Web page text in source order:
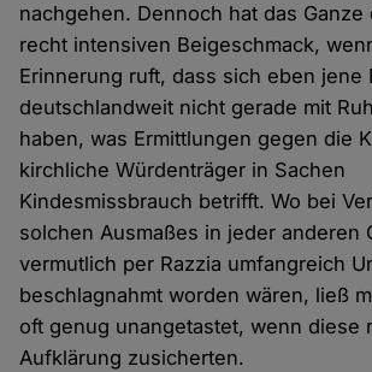
nachgehen. Dennoch hat das Ganze
recht intensiven Beigeschmack,
Erinnerung ruft, dass sich eben jene
deutschlandweit nicht gerade mit
haben, was Ermittlungen gegen die
kirchliche Würdenträger in Sachen
Kindesmissbrauch betrifft. Wo bei
solchen Ausmaßes in jeder anderen
vermutlich per Razzia umfangreich
beschlagnahmt worden wären, ließ
oft genug unangetastet, wenn diese
Aufklärung zusicherten.